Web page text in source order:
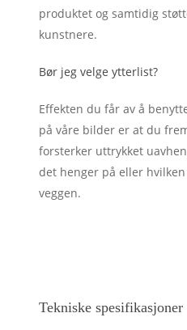
produktet og samtidig
kunstnere.
Bør jeg velge ytterlist?
Effekten du får av å
på våre bilder er at du
forsterker uttrykket
det henger på eller
veggen.
Tekniske spesifikasjoner